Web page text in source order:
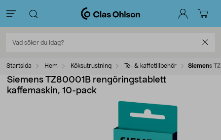
Startsida Hem Köksutrustning Te- & kaffetillbehör Siemens
Siemens TZ80001B rengöringstablett
kaffemaskin, 10-pack